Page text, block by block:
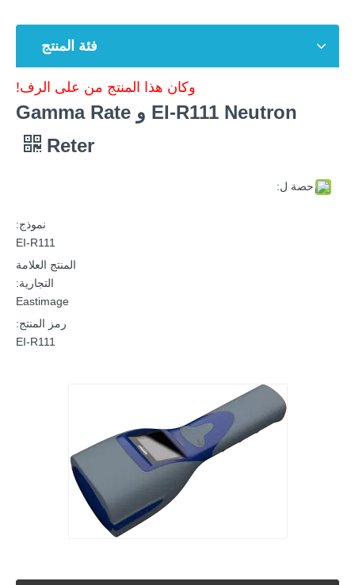
فئة المنتج
وكان هذا المنتج من على الرف!
EI-R111 Neutron و Gamma Rate
Reter
حصة ل:
نموذج:
EI-R111
المنتج العلامة
التجارية:
Eastimage
رمز المنتج:
EI-R111